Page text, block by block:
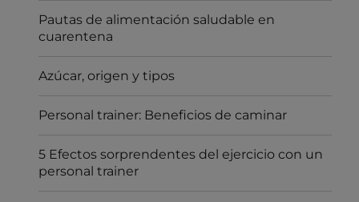
Pautas de alimentación saludable en
cuarentena
Azúcar, origen y tipos
Personal trainer: Beneficios de caminar
5 Efectos sorprendentes del ejercicio con un
personal trainer